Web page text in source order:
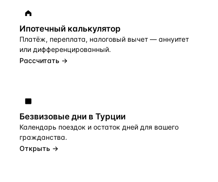
Ипотечный калькулятор
Платёж, переплата, налоговый вычет — аннуитет
или дифференцированный.
Рассчитать →
Безвизовые дни в Турции
Календарь поездок и остаток дней для вашего
гражданства.
Открыть →